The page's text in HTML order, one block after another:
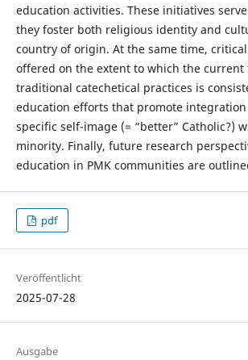
education activities. These initiatives
they foster both religious identity and
country of origin. At the same time,
offered on the extent to which the current
traditional catechetical practices is
education efforts that promote
specific self-image (= “better” Catholic?)
minority. Finally, future research
education in PMK communities are
pdf
Veröffentlicht
2025-07-28
Ausgabe